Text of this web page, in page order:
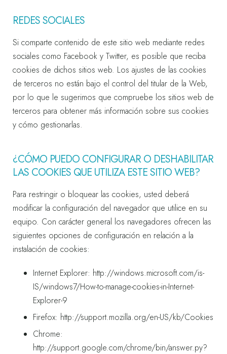
REDES SOCIALES
Si comparte contenido de este sitio web mediante redes
sociales como Facebook y Twitter, es posible que reciba
cookies de dichos sitios web. Los ajustes de las cookies
de terceros no están bajo el control del titular de la Web,
por lo que le sugerimos que compruebe los sitios web de
terceros para obtener más información sobre sus cookies
y cómo gestionarlas.
¿CÓMO PUEDO CONFIGURAR O DESHABILITAR
LAS COOKIES QUE UTILIZA ESTE SITIO WEB?
Para restringir o bloquear las cookies, usted deberá
modificar la configuración del navegador que utilice en su
equipo. Con carácter general los navegadores ofrecen las
siguientes opciones de configuración en relación a la
instalación de cookies:
Internet Explorer: http://windows.microsoft.com/is-
IS/windows7/How-to-manage-cookies-in-Internet-
Explorer-9
Firefox: http://support.mozilla.org/en-US/kb/Cookies
Chrome:
http://support.google.com/chrome/bin/answer.py?